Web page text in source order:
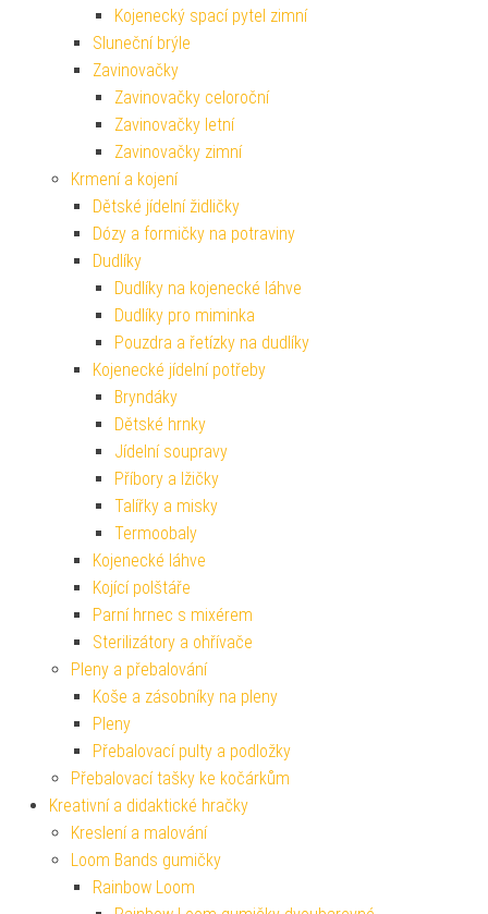
Kojenecký spací pytel zimní
Sluneční brýle
Zavinovačky
Zavinovačky celoroční
Zavinovačky letní
Zavinovačky zimní
Krmení a kojení
Dětské jídelní židličky
Dózy a formičky na potraviny
Dudlíky
Dudlíky na kojenecké láhve
Dudlíky pro miminka
Pouzdra a řetízky na dudlíky
Kojenecké jídelní potřeby
Bryndáky
Dětské hrnky
Jídelní soupravy
Příbory a lžičky
Talířky a misky
Termoobaly
Kojenecké láhve
Kojící polštáře
Parní hrnec s mixérem
Sterilizátory a ohřívače
Pleny a přebalování
Koše a zásobníky na pleny
Pleny
Přebalovací pulty a podložky
Přebalovací tašky ke kočárkům
Kreativní a didaktické hračky
Kreslení a malování
Loom Bands gumičky
Rainbow Loom